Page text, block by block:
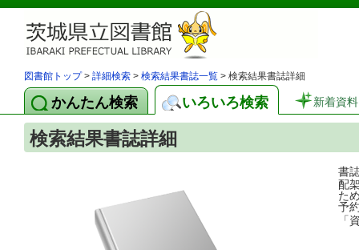
図書館トップ> 詳細検索 > 検索結果書誌一覧 > 検索結果書誌詳細
かんたん検索 いろいろ検索 新着資料
検索結果書誌詳細
書
配
た
予
「